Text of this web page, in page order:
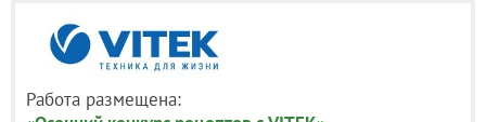
Работа размещена: